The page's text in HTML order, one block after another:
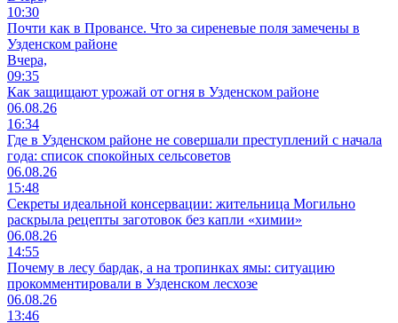
10:30
Почти как в Провансе. Что за сиреневые поля замечены в
Узденском районе
Вчера,
09:35
Как защищают урожай от огня в Узденском районе
06.08.26
16:34
Где в Узденском районе не совершали преступлений с начала
года: список спокойных сельсоветов
06.08.26
15:48
Секреты идеальной консервации: жительница Могильно
раскрыла рецепты заготовок без капли «химии»
06.08.26
14:55
Почему в лесу бардак, а на тропинках ямы: ситуацию
прокомментировали в Узденском лесхозе
06.08.26
13:46